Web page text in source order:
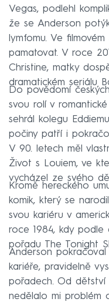
Vegas, podlehl
že se Anderson
lymfomu. Ve
pamatovat. V roce
Christine, matky
dramatickém seriálu
Do povědomí
svou rolí v
sehrál kolegu
počiny patří i
V 90. letech měl
Život s Louiem, ve
vycházel ze svého
Kromě hereckého
komik, který se
svou kariéru v
roce 1984, kdy podle
pořadu The Tonight
Anderson
kariéře, pravidelně
pořadech. Od
nedělalo mi problém